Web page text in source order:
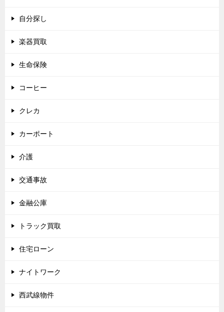
自分探し
楽器買取
生命保険
コーヒー
クレカ
カーポート
介護
交通事故
金融公庫
トラック買取
住宅ローン
ナイトワーク
西武線物件